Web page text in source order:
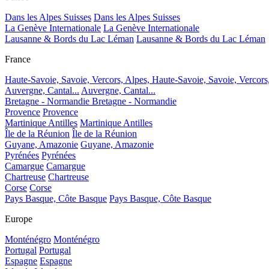
Dans les Alpes Suisses Dans les Alpes Suisses
La Genève Internationale La Genève Internationale
Lausanne & Bords du Lac Léman Lausanne & Bords du Lac Léman
France
Haute-Savoie, Savoie, Vercors, Alpes, Haute-Savoie, Savoie,
Auvergne, Cantal... Auvergne, Cantal...
Bretagne - Normandie Bretagne - Normandie
Provence Provence
Martinique Antilles Martinique Antilles
Île de la Réunion Île de la Réunion
Guyane, Amazonie Guyane, Amazonie
Pyrénées Pyrénées
Camargue Camargue
Chartreuse Chartreuse
Corse Corse
Pays Basque, Côte Basque Pays Basque, Côte Basque
Europe
Monténégro Monténégro
Portugal Portugal
Espagne Espagne